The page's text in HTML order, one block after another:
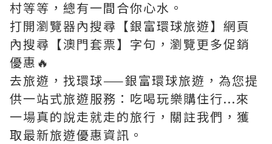
村等等，總有一間合你心水。
打開瀏覽器內搜尋【銀富環球旅遊】網頁
內搜尋【澳門套票】字句，瀏覽更多促銷
優惠🔥
去旅遊，找環球——銀富環球旅遊，為您提
供一站式旅遊服務：吃喝玩樂購住行...來
一場真的說走就走的旅行，關註我們，獲
取最新旅遊優惠資訊。